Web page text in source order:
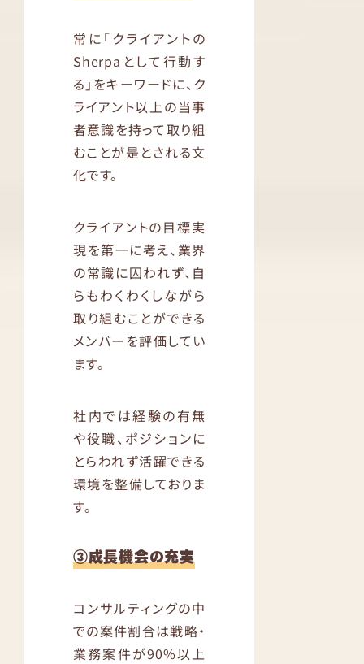
常に「クライアントの
Sherpaとして行動す
る」をキーワードに、ク
ライアント以上の当事
者意識を持って取り組
むことが是とされる文
化です。
クライアントの目標実
現を第一に考え、業界
の常識に囚われず、自
らもわくわくしながら
取り組むことができる
メンバーを評価してい
ます。
社内では経験の有無
や役職、ポジションに
とらわれず活躍できる
環境を整備しておりま
す。
③成長機会の充実
コンサルティングの中
での案件割合は戦略・
業務案件が90%以上